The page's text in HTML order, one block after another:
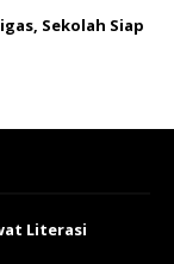
Sekolah Siap
Literasi